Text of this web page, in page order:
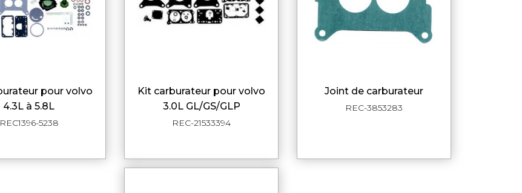
APERÇU RAPIDE
4.3L à 5.8L
REC1396-5238
APERÇU RAPIDE
kit carburateur pour volvo
3.0L GL/GS/GLP
REC-21533394
APERÇU RAPIDE
joint de carburateur
REC-3853283